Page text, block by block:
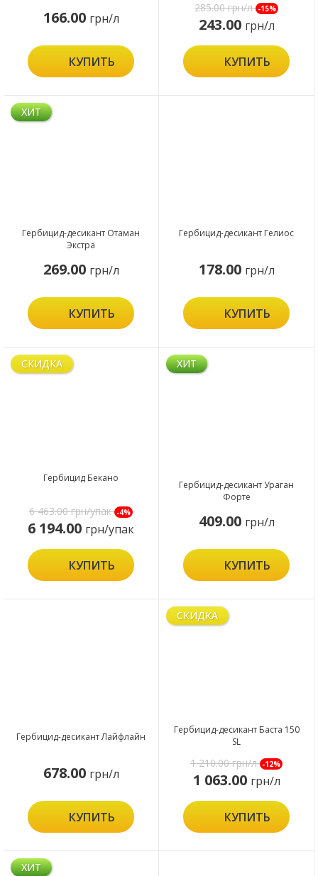
166.00 грн/л
КУПИТЬ
285.00грн/л -15%
243.00 грн/л
КУПИТЬ
ХИТ
Гербицид-десикант Отаман
Экстра
269.00 грн/л
КУПИТЬ
Гербицид-десикант Гелиос
178.00 грн/л
КУПИТЬ
СКИДКА
Гербицид Бекано
6 463.00грн/упак -4%
6 194.00 грн/упак
КУПИТЬ
ХИТ
Гербицид-десикант Ураган
Форте
409.00 грн/л
КУПИТЬ
Гербицид-десикант Лайфлайн
678.00 грн/л
КУПИТЬ
СКИДКА
Гербицид-десикант Баста 150
SL
1 210.00грн/л -12%
1 063.00 грн/л
КУПИТЬ
ХИТ